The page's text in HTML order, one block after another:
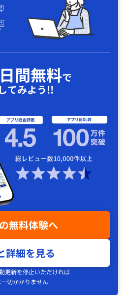
間無料で
てみよう!!
無料体験へ
詳細を見る
更新を停止いただければ
切かかりません